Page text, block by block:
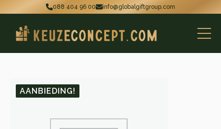
088 404 96 00 info@globalgiftgroup.com
AANBIEDING!